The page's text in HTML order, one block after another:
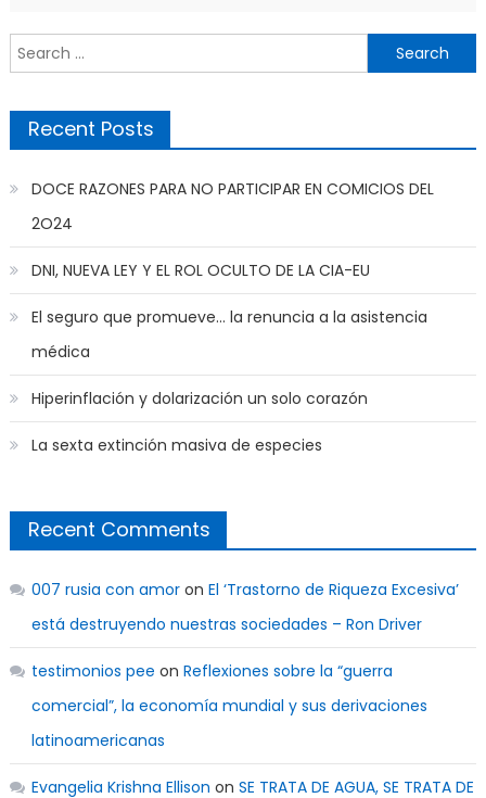
Search
for:
Recent Posts
DOCE RAZONES PARA NO PARTICIPAR EN COMICIOS DEL
2O24
DNI, NUEVA LEY Y EL ROL OCULTO DE LA CIA-EU
El seguro que promueve… la renuncia a la asistencia
médica
Hiperinflación y dolarización un solo corazón
La sexta extinción masiva de especies
Recent Comments
007 rusia con amoron El ‘Trastorno de Riqueza Excesiva’
está destruyendo nuestras sociedades – Ron Driver
testimonios pee on Reflexiones sobre la “guerra
comercial”, la economía mundial y sus derivaciones
latinoamericanas
Evangelia Krishna Ellison on SE TRATA DE AGUA, SE TRATA DE